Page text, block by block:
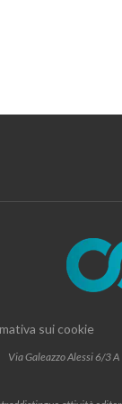
sui cookie
Via Galeazzo Alessi 6/3